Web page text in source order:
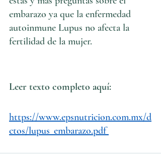
embarazo ya que la enfermedad
autoinmune Lupus no afecta la
fertilidad de la mujer.
Leer texto completo aquí:
https://www.epsnutricion.com.mx/d
ctos/lupus_embarazo.pdf